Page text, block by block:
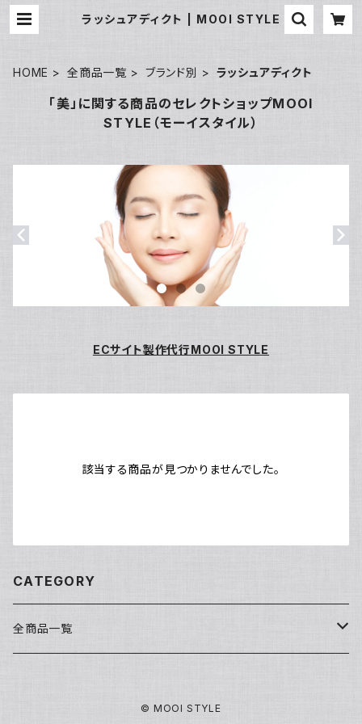
ラッシュアディクト | MOOI STYLE
HOME 全商品一覧 ブランド別 ラッシュアディクト
「美」に関する商品のセレクトショップMOOI
STYLE（モーイスタイル）
ECサイト製作代行MOOI STYLE
該当する商品が見つかりませんでした。
CATEGORY
全商品一覧
© MOOI STYLE